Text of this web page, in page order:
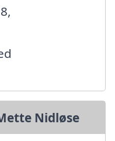
Nidløse